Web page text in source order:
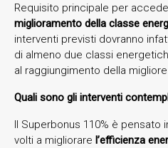
Requisito principale per
miglioramento della classe
interventi previsti dovranno
di almeno due classi
al raggiungimento della
Quali sono gli interventi
Il Superbonus 110% è pensato
volti a migliorare l’efficienza